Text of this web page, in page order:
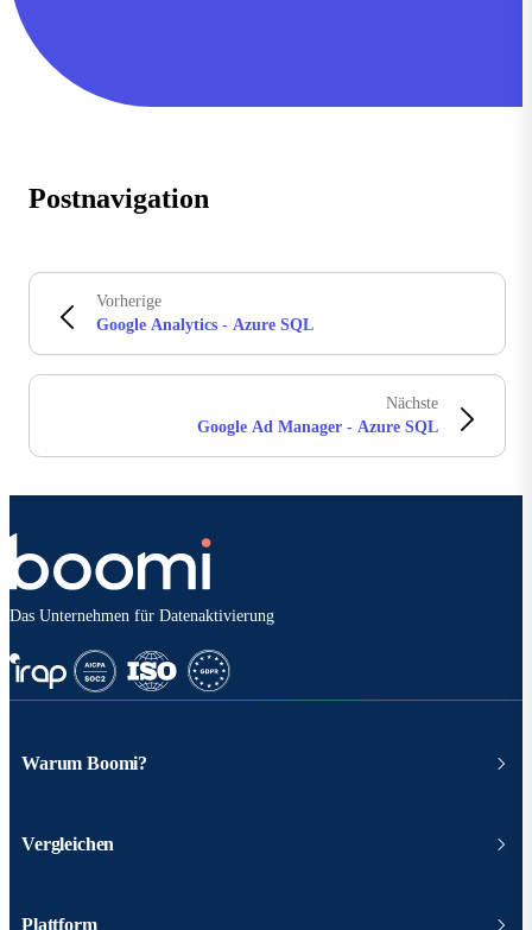
Postnavigation
Vorherige
Google Analytics - Azure SQL
Nächste
Google Ad Manager - Azure SQL
Das Unternehmen für Datenaktivierung
Warum Boomi?
Vergleichen
Plattform